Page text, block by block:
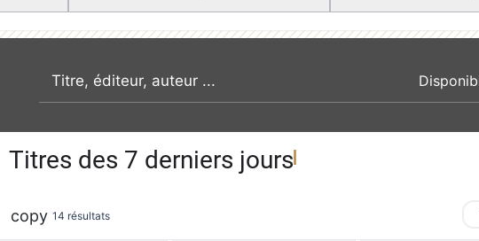
recherche par mot clé
Titres des 7 derniers jours
copy 14 résultats